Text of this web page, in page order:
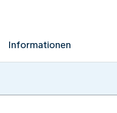
Informationen